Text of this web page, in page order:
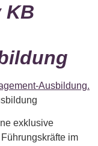
KB
exklusive
im